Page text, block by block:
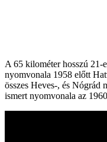
A 65 kilométer hosszú 21-
nyomvonala 1958 előtt
összes Heves-, és Nógrád
ismert nyomvonala az